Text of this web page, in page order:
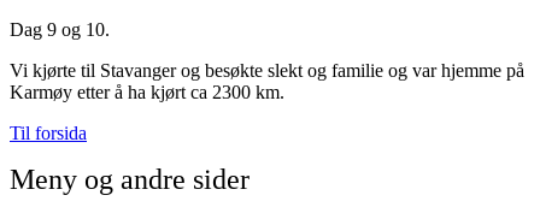
Dag 9 og 10.
Vi kjørte til Stavanger og besøkte slekt og familie og var hjemme på
Karmøy etter å ha kjørt ca 2300 km.
Til forsida
Meny og andre sider